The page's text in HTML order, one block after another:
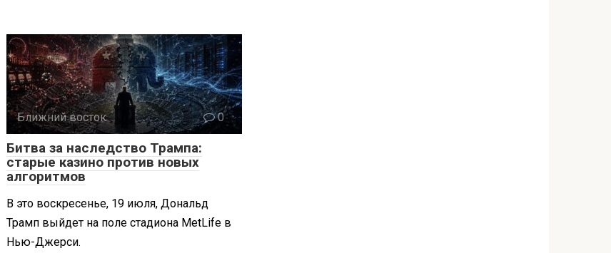
Ближний восток 0
Битва за наследство Трампа:
старые казино против новых
алгоритмов
В это воскресенье, 19 июля, Дональд
Трамп выйдет на поле стадиона MetLife в
Нью-Джерси.